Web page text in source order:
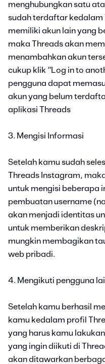
menghubungkan satu
sudah terdaftar kedalam
memiliki akun lain yang
maka Threads akan
menambahkan akun
cukup klik “Log in to
pengguna dapat
akun yang belum
aplikasi Threads
3. Mengisi Informasi
Setelah kamu sudah
Threads Instagram,
untuk mengisi beberapa
pembuatan username
akan menjadi identitas
untuk memberikan
mungkin membagikan
web pribadi.
4. Mengikuti pengguna
Setelah kamu berhasil
kamu kedalam profil
yang harus kamu
yang ingin diikuti di
akan ditawarkan